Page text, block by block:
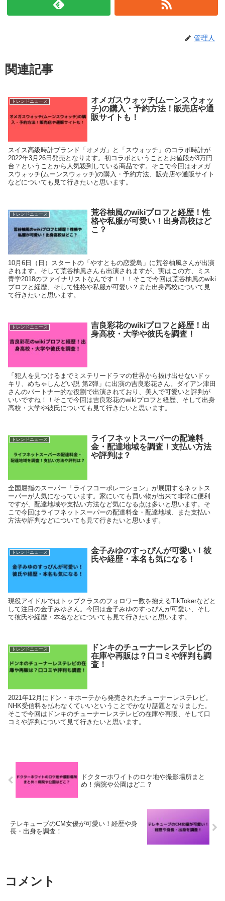
管理人
関連記事
トレンドニュース
オメガスウォッチ(ムーンスウォッ
チ)の購入・予約方法！販売店や通
販サイトも！
スイス高級時計ブランド「オメガ」と「スウォッチ」のコラボ時計が
2022年3月26日発売となります。初コラボということとお値段が3万円
台？ということから人気殺到している商品です。そこで今回はオメガ
スウォッチ(ムーンスウォッチ)の購入・予約方法、販売店や通販サイト
などについても見て行きたいと思います。
トレンドニュース
荒谷柚風のwikiプロフと経歴！性
格や私服が可愛い！出身高校はど
こ？
10月6日（日）スタートの「やすともの恋愛島」に荒谷柚風さんが出演
されます。そして荒谷柚風さんも出演されますが、実はこの方、ミス
青学2018のファイナリストなんです！！！そこで今回は荒谷柚風のwiki
プロフと経歴、そして性格や私服が可愛い？また出身高校について見
て行きたいと思います。
トレンドニュース
吉良彩花のwikiプロフと経歴！出
身高校・大学や彼氏を調査！
「犯人を見つけるまでミステリードラマの世界から抜け出せないドッ
キリ、めちゃしんどい説 第2弾」に出演の吉良彩花さん。ダイアン津田
さんのパートナー的な役割で出演されており、美人で可愛いと評判が
いいですね！！そこで今回は吉良彩花のwikiプロフと経歴、そして出身
高校・大学や彼氏についても見て行きたいと思います。
トレンドニュース
ライフネットスーパーの配達料
金・配達地域を調査！支払い方法
や評判は？
全国屈指のスーパー「ライフコーポレーション」が展開するネットス
ーパーが人気になっています。家にいても買い物が出来て非常に便利
ですが、配達地域や支払い方法など気になる点は多いと思います。そ
こで今回はライフネットスーパーの配達料金・配達地域、また支払い
方法や評判などについても見て行きたいと思います。
トレンドニュース
金子みゆのすっぴんが可愛い！彼
氏や経歴・本名も気になる！
現役アイドルではトップクラスのフォロワー数を抱えるTikTokerなどと
して注目の金子みゆさん。今回は金子みゆのすっぴんが可愛い、そし
て彼氏や経歴・本名などについても見て行きたいと思います。
トレンドニュース
ドンキのチューナーレステレビの
在庫や再販は？口コミや評判も調
査！
2021年12月にドン・キホーテから発売されたチューナーレステレビ。
NHK受信料を払わなくていいということでかなり話題となりました。
そこで今回はドンキのチューナーレステレビの在庫や再販、そして口
コミや評判について見て行きたいと思います。
ドクターホワイトのロケ地や撮影場所まと
め！病院や公園はどこ？
テレキューブのCM女優が可愛い！経歴や身
長・出身を調査！
コメント